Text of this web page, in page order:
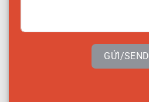
GỬI/SEND